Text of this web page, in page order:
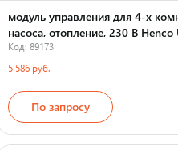
модуль управления для 4-х
насоса, отопление, 230 В Henco
Код: 89173
5 586 руб.
По запросу